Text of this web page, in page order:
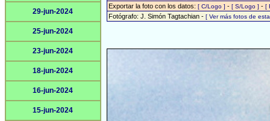
29-jun-2024
25-jun-2024
23-jun-2024
18-jun-2024
16-jun-2024
15-jun-2024
Exportar la foto con los datos: [ C/Logo ] - [ S/Logo ] - [
Fotógrafo: J. Simón Tagtachian - [ Ver más fotos de